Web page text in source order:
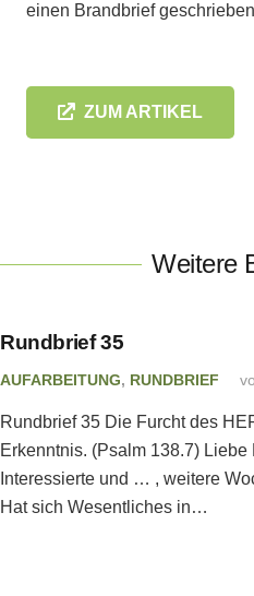
einen Brandbrief
ZUM ARTIKEL
Weitere
Rundbrief 35
AUFARBEITUNG, RUNDBRIEF
Rundbrief 35 Die Furcht des
Erkenntnis. (Psalm 138.7) Liebe
Interessierte und … , weitere
Hat sich Wesentliches in…